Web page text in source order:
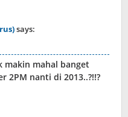
says:
makin mahal banget
2PM nanti di 2013..?!!?